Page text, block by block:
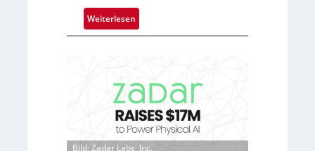
e
r
i
-
B
-
R
u
m
a
r
k
V
Weiterlesen:
M
o
c
h
i
Bild: Zadar Labs, Inc.